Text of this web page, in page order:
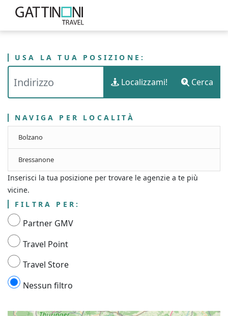
GATTINONI TRAVEL - PROVINCIA AUTONOMA DI BOLZANO - ALTO ADIGE
USA LA TUA POSIZIONE:
Localizzami! Cerca
NAVIGA PER LOCALITÀ
Bolzano
Bressanone
Inserisci la tua posizione per trovare le agenzie a te più
vicine.
FILTRA PER:
Partner GMV
Travel Point
Travel Store
Nessun filtro